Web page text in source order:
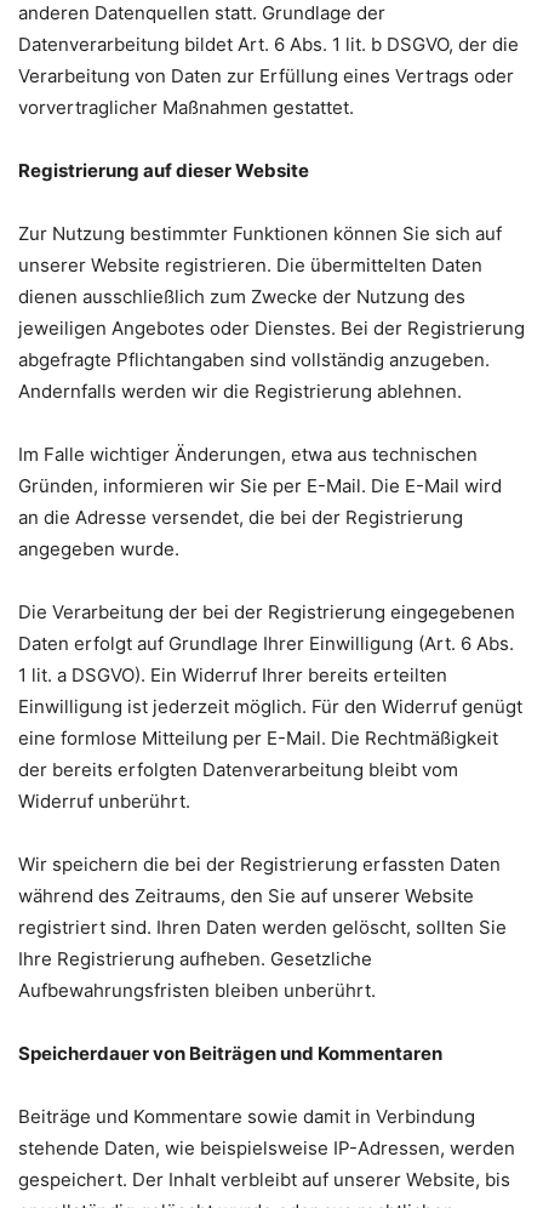
anderen Datenquellen statt. Grundlage der
Datenverarbeitung bildet Art. 6 Abs. 1 lit. b DSGVO, der die
Verarbeitung von Daten zur Erfüllung eines Vertrags oder
vorvertraglicher Maßnahmen gestattet.
Registrierung auf dieser Website
Zur Nutzung bestimmter Funktionen können Sie sich auf
unserer Website registrieren. Die übermittelten Daten
dienen ausschließlich zum Zwecke der Nutzung des
jeweiligen Angebotes oder Dienstes. Bei der Registrierung
abgefragte Pflichtangaben sind vollständig anzugeben.
Andernfalls werden wir die Registrierung ablehnen.
Im Falle wichtiger Änderungen, etwa aus technischen
Gründen, informieren wir Sie per E-Mail. Die E-Mail wird
an die Adresse versendet, die bei der Registrierung
angegeben wurde.
Die Verarbeitung der bei der Registrierung eingegebenen
Daten erfolgt auf Grundlage Ihrer Einwilligung (Art. 6 Abs.
1 lit. a DSGVO). Ein Widerruf Ihrer bereits erteilten
Einwilligung ist jederzeit möglich. Für den Widerruf genügt
eine formlose Mitteilung per E-Mail. Die Rechtmäßigkeit
der bereits erfolgten Datenverarbeitung bleibt vom
Widerruf unberührt.
Wir speichern die bei der Registrierung erfassten Daten
während des Zeitraums, den Sie auf unserer Website
registriert sind. Ihren Daten werden gelöscht, sollten Sie
Ihre Registrierung aufheben. Gesetzliche
Aufbewahrungsfristen bleiben unberührt.
Speicherdauer von Beiträgen und Kommentaren
Beiträge und Kommentare sowie damit in Verbindung
stehende Daten, wie beispielsweise IP-Adressen, werden
gespeichert. Der Inhalt verbleibt auf unserer Website, bis